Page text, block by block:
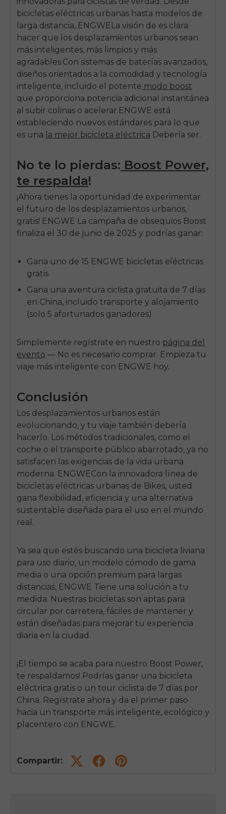
bicicletas eléctricas urbanas hasta modelos de
larga distancia, ENGWELa visión de es clara:
hacer que los desplazamientos urbanos sean
más inteligentes, más limpios y más
agradables.Con sistemas de baterías avanzados,
diseños orientados a la comodidad y tecnología
inteligente, incluido el potente modo boost
que proporciona potencia adicional instantánea
al subir colinas o acelerar.ENGWE está
estableciendo nuevos estándares para lo que
es una la mejor bicicleta eléctrica Debería ser.
No te lo pierdas: Boost Power,
te respalda!
¡Ahora tienes la oportunidad de experimentar
el futuro de los desplazamientos urbanos,
gratis! ENGWE La campaña de obsequios Boost
finaliza el 30 de junio de 2025 y podrías ganar:
Gana uno de 15 ENGWE bicicletas eléctricas
gratis
Gana una aventura ciclista gratuita de 7 días
en China, incluido transporte y alojamiento
(solo 5 afortunados ganadores)
Simplemente regístrate en nuestro página del
evento — No es necesario comprar. Empieza tu
viaje más inteligente con ENGWE hoy.
Conclusión
Los desplazamientos urbanos están
evolucionando, y tu viaje también debería
hacerlo. Los métodos tradicionales, como el
coche o el transporte público abarrotado, ya no
satisfacen las exigencias de la vida urbana
moderna. ENGWECon la innovadora línea de
bicicletas eléctricas urbanas de Bikes, usted
gana flexibilidad, eficiencia y una alternativa
sustentable diseñada para el uso en el mundo
real.
Ya sea que estés buscando una bicicleta liviana
para uso diario, un modelo cómodo de gama
media o una opción premium para largas
distancias, ENGWE Tiene una solución a tu
medida. Nuestras bicicletas son aptas para
circular por carretera, fáciles de mantener y
están diseñadas para mejorar tu experiencia
diaria en la ciudad.
¡El tiempo se acaba para nuestro Boost Power,
te respaldamos! Podrías ganar una bicicleta
eléctrica gratis o un tour ciclista de 7 días por
China. Regístrate ahora y da el primer paso
hacia un transporte más inteligente, ecológico y
placentero con ENGWE.
Compartir: